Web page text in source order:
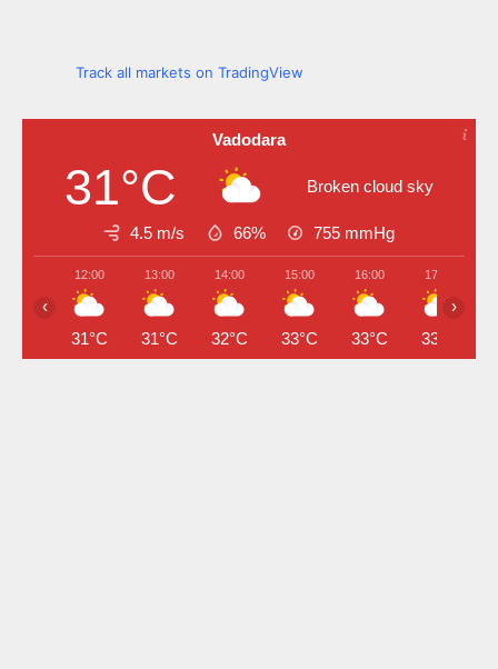
Track all markets on TradingView
Vadodara
31°C Broken cloud sky
4.5 m/s 66% 755 mmHg
12:00
31°C
13:00
31°C
14:00
32°C
15:00
33°C
16:00
33°C
17:00
33°C
‹ ›